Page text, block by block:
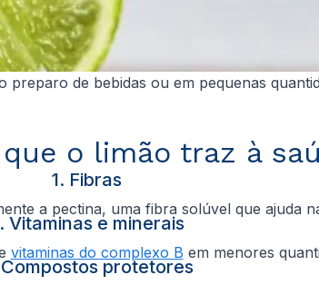
de bebidas ou em pequenas
o limão traz à
1. Fibras
a pectina, uma fibra solúvel que ajuda
Vitaminas e minerais
vitaminas do complexo B em menores
protetores